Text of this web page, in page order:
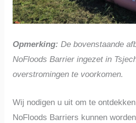
Opmerking: De bovenstaande
NoFloods Barrier ingezet in
overstromingen te voorkomen.
Wij nodigen u uit om te
NoFloods Barriers kunnen